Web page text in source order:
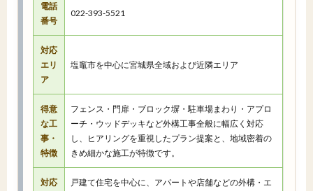
電話
番号
022-393-5521
対応
エリ
ア
塩竈市を中心に宮城県全域および近隣エリア
得意
な工
事・
特徴
フェンス・門扉・ブロック塀・駐車場まわり・アプロ
ーチ・ウッドデッキなど外構工事全般に幅広く対応
し、ヒアリングを重視したプラン提案と、地域密着の
きめ細かな施工が特徴です。
対応
戸建て住宅を中心に、アパートや店舗などの外構・エ